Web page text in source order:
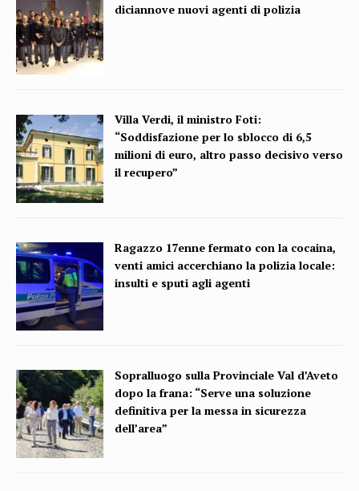
diciannove nuovi agenti di polizia
Villa Verdi, il ministro Foti:
“Soddisfazione per lo sblocco di 6,5
milioni di euro, altro passo decisivo verso
il recupero”
Ragazzo 17enne fermato con la cocaina,
venti amici accerchiano la polizia locale:
insulti e sputi agli agenti
Sopralluogo sulla Provinciale Val d’Aveto
dopo la frana: “Serve una soluzione
definitiva per la messa in sicurezza
dell’area”